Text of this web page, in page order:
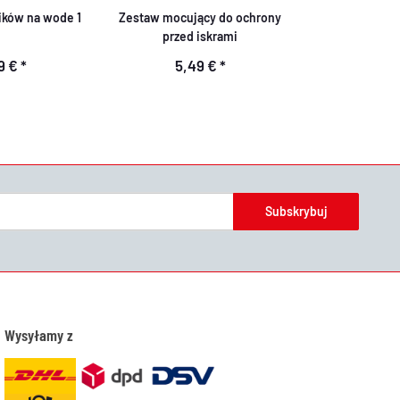
na wode 1
€ *
Zestaw mocujący do ochrony
przed iskrami
5,49 € *
Subskrybuj
Wysyłamy z